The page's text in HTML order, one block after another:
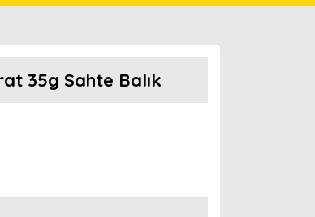
35g Sahte Balık